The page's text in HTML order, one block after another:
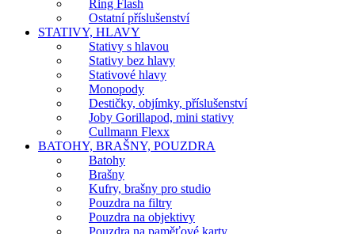
Ring Flash
Ostatní příslušenství
STATIVY, HLAVY
Stativy s hlavou
Stativy bez hlavy
Stativové hlavy
Monopody
Destičky, objímky, příslušenství
Joby Gorillapod, mini stativy
Cullmann Flexx
BATOHY, BRAŠNY, POUZDRA
Batohy
Brašny
Kufry, brašny pro studio
Pouzdra na filtry
Pouzdra na objektivy
Pouzdra na paměťové karty